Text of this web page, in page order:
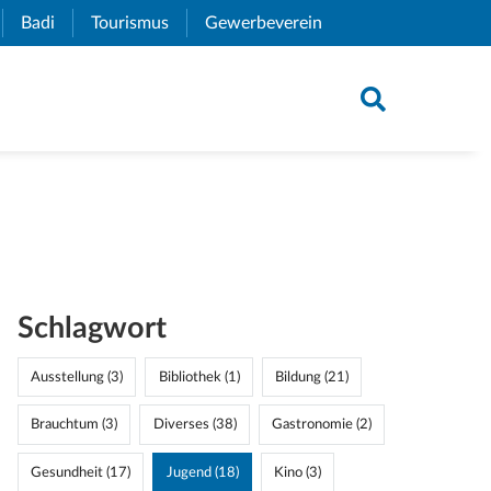
Link)
Badi (External Link)
Tourismus (External Link)
Gewerbeverein
Schlagwort
Ausstellung (3) Bibliothek (1) Bildung (21)
Brauchtum (3) Diverses (38) Gastronomie (2)
Gesundheit (17) Jugend (18) Kino (3)